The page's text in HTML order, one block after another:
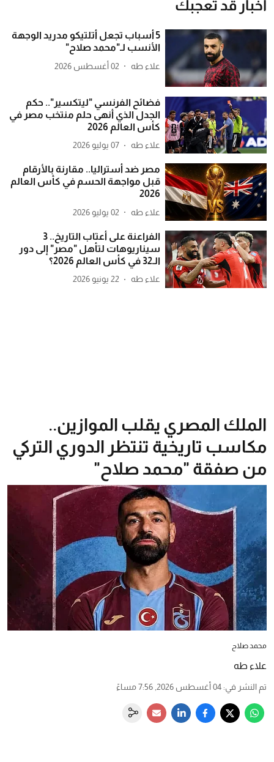
أخبار قد تعجبك
5 أسباب تجعل أتلتيكو مدريد الوجهة
الأنسب لـ"محمد صلاح"
علاء طه 02 أغسطس 2026
فضائح الفرنسي "ليتكسير".. حكم
الجدل الذي أنهى حلم منتخب مصر في
كأس العالم 2026
علاء طه 07 يوليو 2026
مصر ضد أستراليا.. مقارنة بالأرقام
قبل مواجهة الحسم في كأس العالم
2026
علاء طه 02 يوليو 2026
الفراعنة على أعتاب التاريخ.. 3
سيناريوهات لتأهل "مصر" إلى دور
الـ32 في كأس العالم 2026؟
علاء طه 22 يونيو 2026
الملك المصري يقلب الموازين..
مكاسب تاريخية تنتظر الدوري التركي
من صفقة "محمد صلاح"
محمد صلاح
علاء طه
تم النشر في: 04 أغسطس 2026, 7:56 مساءً